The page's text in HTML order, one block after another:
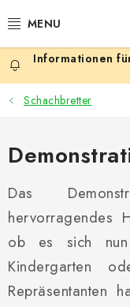
Inhalt
AKTION
SCHACHSPIELE
SCHACHFIGUREN
SCHACHBRETTER
SCHACHUHREN
SCHACHBÜCHER
Schachbretter
Das
hervorragendes
ob es sich
Kindergarten
Repräsentanten